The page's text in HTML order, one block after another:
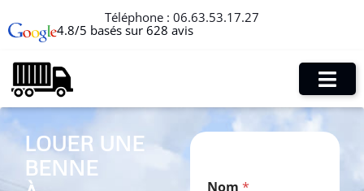
Téléphone : 06.63.53.17.27
4.8/5 basés sur 628 avis
LOUER UNE
BENNE
Nom *